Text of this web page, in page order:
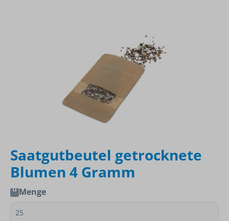
Saatgutbeutel getrocknete
Blumen 4 Gramm
Menge